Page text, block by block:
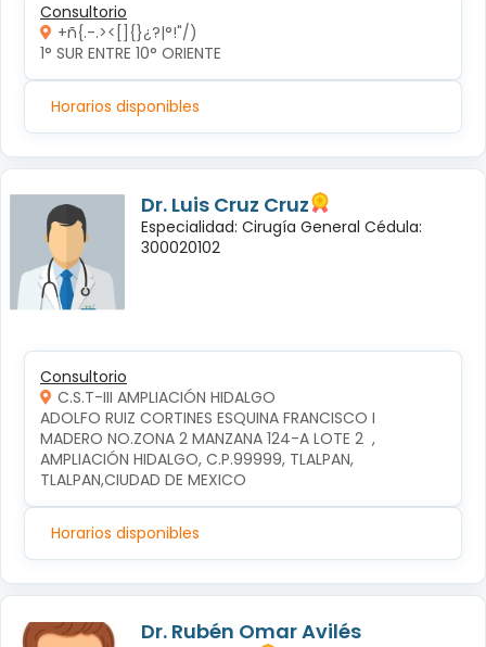
Consultorio
+ñ{.-.><[]{}¿?|°!"/)
1° SUR ENTRE 10° ORIENTE
Horarios disponibles
Dr. Luis Cruz Cruz
Especialidad: Cirugía General Cédula:
300020102
Consultorio
C.S.T-III AMPLIACIÓN HIDALGO
ADOLFO RUIZ CORTINES ESQUINA FRANCISCO I
MADERO NO.ZONA 2 MANZANA 124-A LOTE 2  ,
AMPLIACIÓN HIDALGO, C.P.99999, TLALPAN,
TLALPAN,CIUDAD DE MEXICO
Horarios disponibles
Dr. Rubén Omar Avilés